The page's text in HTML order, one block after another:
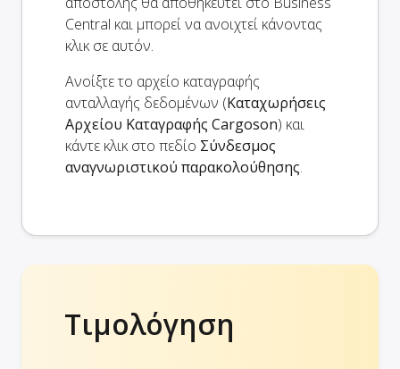
Central και μπορεί να ανοιχτεί κάνοντας
κλικ σε αυτόν.
Ανοίξτε το αρχείο καταγραφής
ανταλλαγής δεδομένων (Καταχωρήσεις
Αρχείου Καταγραφής Cargoson) και
κάντε κλικ στο πεδίο Σύνδεσμος
αναγνωριστικού παρακολούθησης.
Τιμολόγηση